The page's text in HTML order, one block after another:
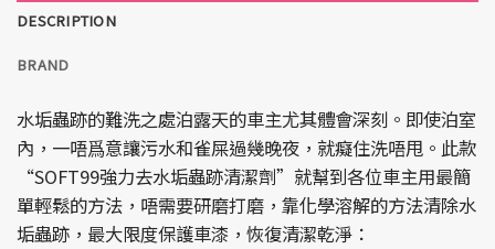
DESCRIPTION
BRAND
水垢蟲跡的難洗之處泊露天的車主尤其體會深刻。即使泊室
內，一唔爲意讓污水和雀屎過幾晚夜，就癡住洗唔甩。此款
“SOFT99強力去水垢蟲跡清潔劑”就幫到各位車主用最簡
單輕鬆的方法，唔需要研磨打磨，靠化學溶解的方法清除水
垢蟲跡，最大限度保護車漆，恢復清潔乾淨：